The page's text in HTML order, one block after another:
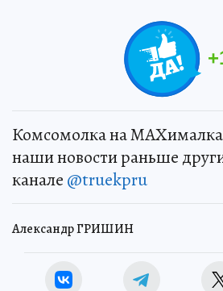
+
Комсомолка на
наши новости раньше
канале @truekpru
Александр ГРИШИН